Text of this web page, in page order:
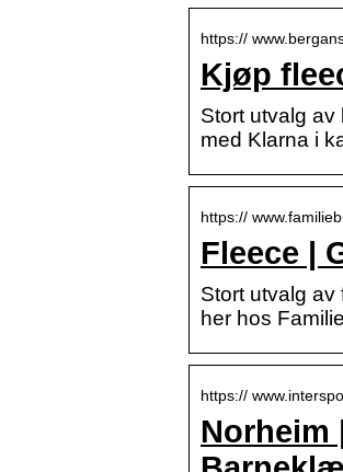
https://
Kjøp
Stort utvalg av
med Klarna i
https://
Fleece |
Stort utvalg av
her hos
https://
Norheim